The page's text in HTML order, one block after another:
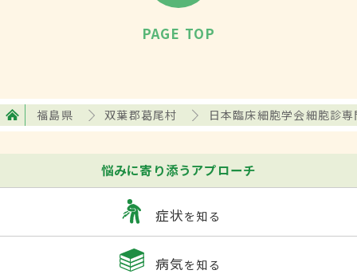
PAGE TOP
福島県 双葉郡葛尾村 日本臨床細胞学会細胞診
悩みに寄り添うアプローチ
症状を知る
病気を知る